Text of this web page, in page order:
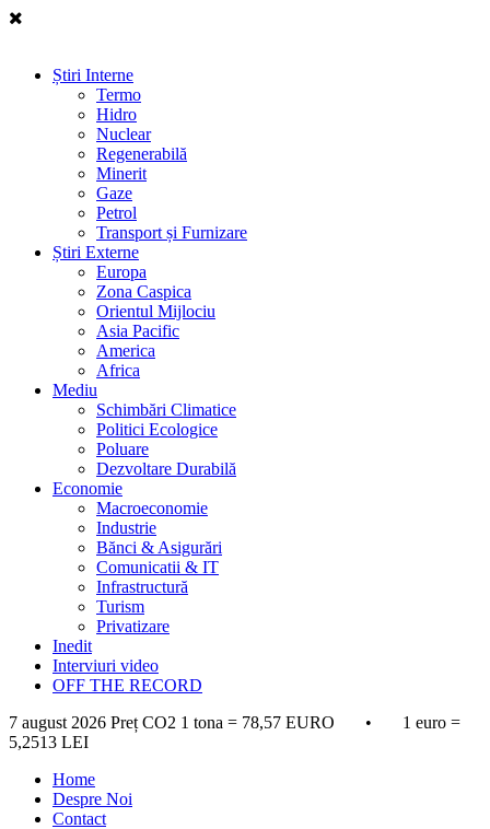
Știri Interne
Termo
Hidro
Nuclear
Regenerabilă
Minerit
Gaze
Petrol
Transport și Furnizare
Știri Externe
Europa
Zona Caspica
Orientul Mijlociu
Asia Pacific
America
Africa
Mediu
Schimbări Climatice
Politici Ecologice
Poluare
Dezvoltare Durabilă
Economie
Macroeconomie
Industrie
Bănci & Asigurări
Comunicatii & IT
Infrastructură
Turism
Privatizare
Inedit
Interviuri video
OFF THE RECORD
7 august 2026 Preț CO2 1 tona = 78,57 EURO • 1 euro =
5,2513 LEI
Home
Despre Noi
Contact